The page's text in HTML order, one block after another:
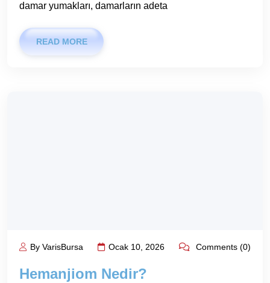
damar yumakları, damarların adeta
READ MORE
By VarisBursa Ocak 10, 2026 Comments (0)
Hemanjiom Nedir?